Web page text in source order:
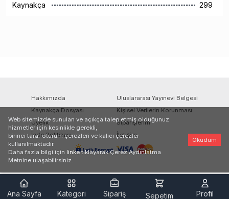
Kaynakça
299
Hakkımızda
Uluslararası Yayınevi Belgesi
Kaynakça Dosyası
Kişisel Verilerin Korunması
Üyelik
Siparişlerim
İade Politikası
İletişim
Ana Sayfa Kategori Sipariş Sepetim Profil
Web sitemizde sunulan ve açıkça talep etmiş olduğunuz
hizmetler için kesinlikle gerekli,
birinci taraf oturum çerezleri ve kalıcı çerezler
kullanılmaktadır.
Daha fazla bilgi için linke tıklayarak Çerez Aydınlatma
Metnine ulaşabilirsiniz.
Okudum